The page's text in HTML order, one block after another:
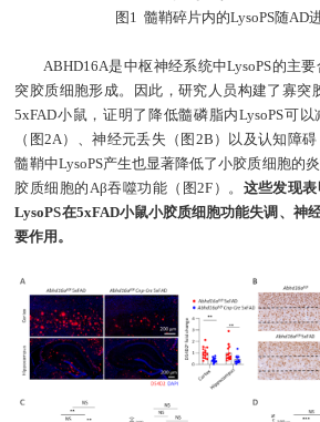
图1 髓鞘碎片内的LysoPS随AD
ABHD16A是中枢神经系统中LysoPS的主
突胶质细胞形成。因此，研究人员构建了寡突
5xFAD小鼠，证明了降低髓磷脂内LysoPS可
（图2A）、神经元丢失（图2B）以及认知障
髓鞘中LysoPS产生也显著降低了小胶质细胞的
胶质细胞的Aβ吞噬功能（图2F）。 这些发现
LysoPS在5xFAD小鼠小胶质细胞功能失调、神
要作用。